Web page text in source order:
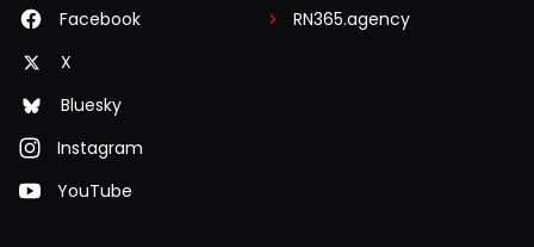
Facebook
X
Bluesky
Instagram
YouTube
RN365.agency